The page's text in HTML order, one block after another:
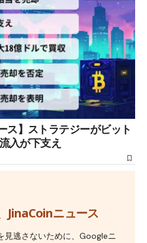
ス】ストラテジーがビット
入が下支え
JinaCoinニュース
見逃さないために、Googleニ